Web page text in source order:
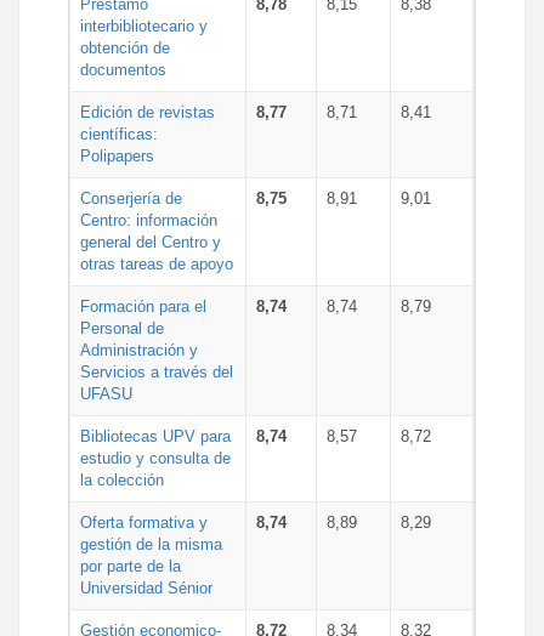
Préstamo
interbibliotecario y
obtención de
documentos
8,78 8,15 8,38
Edición de revistas
científicas:
Polipapers
8,77 8,71 8,41
Conserjería de
Centro: información
general del Centro y
otras tareas de apoyo
8,75 8,91 9,01
Formación para el
Personal de
Administración y
Servicios a través del
UFASU
8,74 8,74 8,79
Bibliotecas UPV para
estudio y consulta de
la colección
8,74 8,57 8,72
Oferta formativa y
gestión de la misma
por parte de la
Universidad Sénior
8,74 8,89 8,29
Gestión economico- 8,72 8,34 8,32